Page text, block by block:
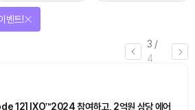
3 /
4
벤트!
12] IXO™2024 참여하고, 2억원 상당 에어